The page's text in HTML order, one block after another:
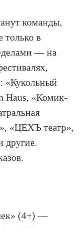
команды,
только в
— на
«Кукольный
«Комик-
«ЦЕХЪ театр»,
другие.
(4+) —